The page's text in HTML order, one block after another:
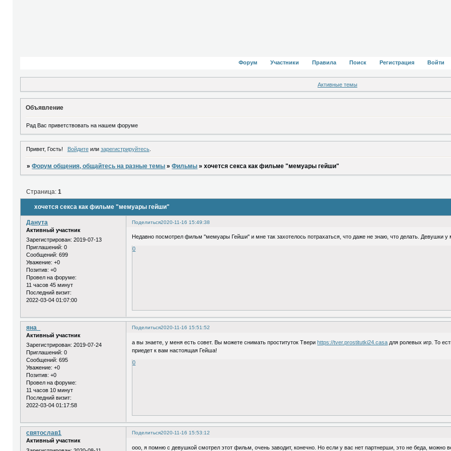
Форум Участники Правила Поиск Регистрация Войти
Активные темы
Объявление
Рад Вас приветствовать на нашем форуме
Привет, Гость! Войдитеили зарегистрируйтесь.
»Форум общения, общайтесь на разные темы »Фильмы »хочется секса как фильме "мемуары гейши"
хочется секса как фильме "мемуары гейши"
Страница:1
Поделиться2020-11-16 15:49:38
Данута
Активный участник
Зарегистрирован: 2019-07-13
Приглашений: 0
Сообщений: 699
Уважение: +0
Позитив: +0
Провел на форуме:
11 часов 45 минут
Последний визит:
2022-03-04 01:07:00
Недавно посмотрел фильм "мемуары Гейши" и мне так захотелось потрахаться, что даже не знаю, что делать. Девушки у
0
Поделиться2020-11-16 15:51:52
яна_
Активный участник
Зарегистрирован: 2019-07-24
Приглашений: 0
Сообщений: 695
Уважение: +0
Позитив: +0
Провел на форуме:
11 часов 10 минут
Последний визит:
2022-03-04 01:17:58
а вы знаете, у меня есть совет. Вы можете снимать проституток Твериhttps://tver.prostitutki24.casa для ролевых игр. То
приедет к вам настоящая Гейша!
0
Поделиться2020-11-16 15:53:12
святослав1
Активный участник
ооо, я помню с девушкой смотрел этот фильм, очень заводит, конечно. Но если у вас нет партнерши, это не беда, можно